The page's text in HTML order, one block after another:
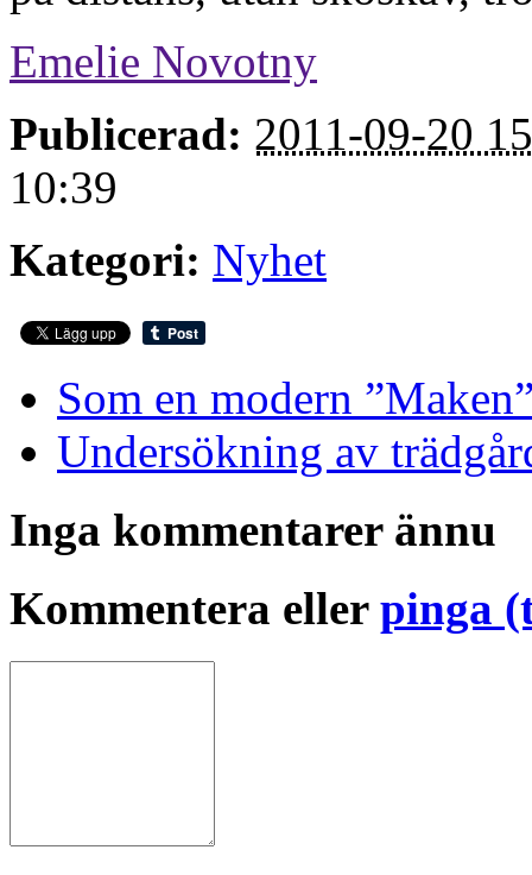
Emelie Novotny
Publicerad: 2011-09-20
10:39
Kategori: Nyhet
Som en modern
Undersökning av
Inga kommentarer ännu
Kommentera eller pinga